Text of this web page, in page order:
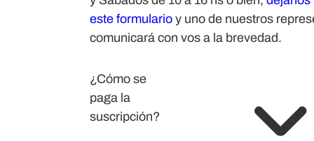
este formulario y uno de nuestros
comunicará con vos a la brevedad.
¿Cómo se
paga la
suscripción?